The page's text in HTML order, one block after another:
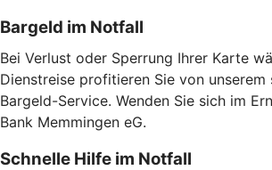
Bargeld im Notfall
Bei Verlust oder Sperrung Ihrer Karte
Dienstreise profitieren Sie von
Bargeld-Service. Wenden Sie sich im
Bank Memmingen eG.
Schnelle Hilfe im Notfall